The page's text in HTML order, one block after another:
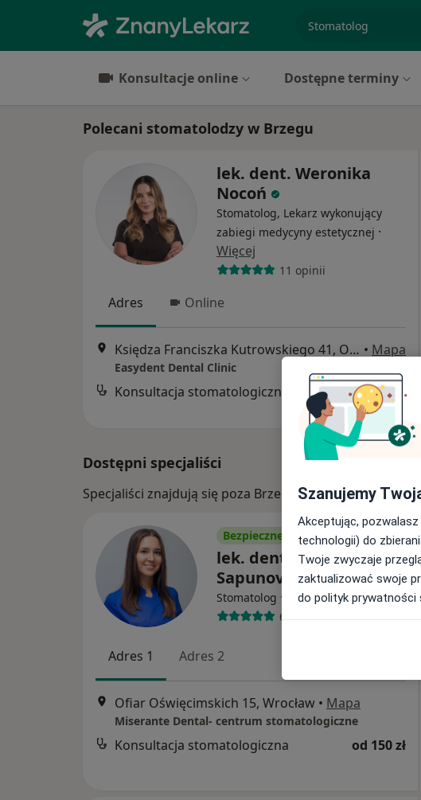
Konsultacje online Dostępne terminy
Polecani stomatolodzy w Brzegu
lek. dent. Weronika
Nocoń
Stomatolog, Lekarz wykonujący
zabiegi medycyny estetycznej ·
Więcej
11 opinii
Adres Online
Księdza Franciszka Kutrowskiego 41, Oława • Mapa
Easydent Dental Clinic
Konsultacja stomatologiczna dzieci 200 zł
Dostępni specjaliści
Specjaliści znajdują się poza Brzeg, opolskie, w
Bezpieczne płatności
lek. dent. Anastasiia
Sapunova
Stomatolog · Więcej
69 opinii
Adres 1 Adres 2
Ofiar Oświęcimskich 15, Wrocław • Mapa
Miserante Dental- centrum stomatologiczne
Konsultacja stomatologiczna od 150 zł
Szanujemy
Akceptując,
technologii) do
Twoje zwyczaje
zaktualizować swoje
do polityk